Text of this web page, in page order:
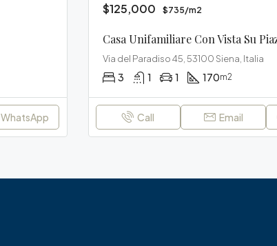
WhatsApp
$125,000 $735/m2
Via del Paradiso 45, 53100 Siena, Italia
3 1 1 170m2
Call Email